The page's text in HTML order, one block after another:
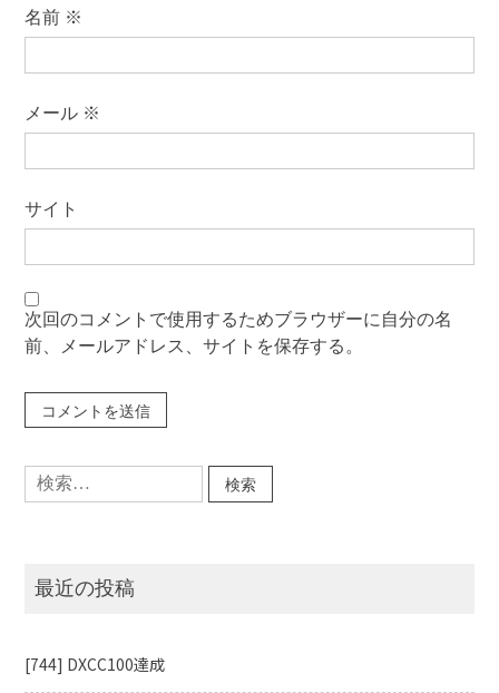
名前 ※
メール ※
サイト
次回のコメントで使用するためブラウザーに自分の名
前、メールアドレス、サイトを保存する。
検
索:
最近の投稿
[744] DXCC100達成